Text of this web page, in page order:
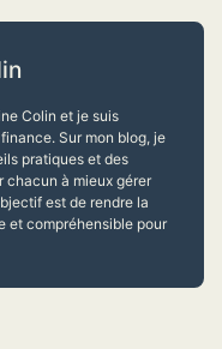
Colin et je suis
Sur mon blog, je
pratiques et des
chacun à mieux gérer
est de rendre la
et compréhensible pour